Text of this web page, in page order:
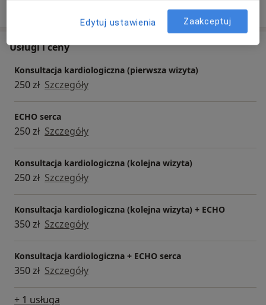
o doświadczeniu
Usługi i ceny
Konsultacja kardiologiczna (pierwsza wizyta)
250 zł Szczegóły
ECHO serca
250 zł Szczegóły
Konsultacja kardiologiczna (kolejna wizyta)
250 zł Szczegóły
Konsultacja kardiologiczna (kolejna wizyta) + ECHO
350 zł Szczegóły
Konsultacja kardiologiczna + ECHO serca
350 zł Szczegóły
+ 1 usługa
Edytuj ustawienia Zaakceptuj